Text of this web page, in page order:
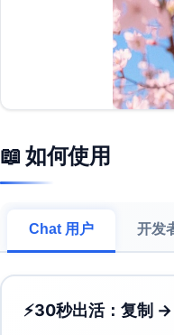
📖 如何使用
Chat 用户 开发
⚡30秒出活：复制